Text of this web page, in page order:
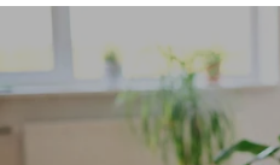
Gracias por